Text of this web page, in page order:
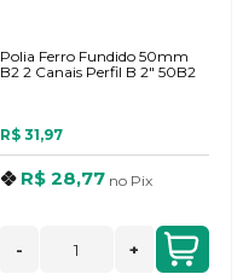
Polia Ferro Fundido 50mm
B2 2 Canais Perfil B 2" 50B2
R$ 31,97
R$ 28,77 no Pix
- +